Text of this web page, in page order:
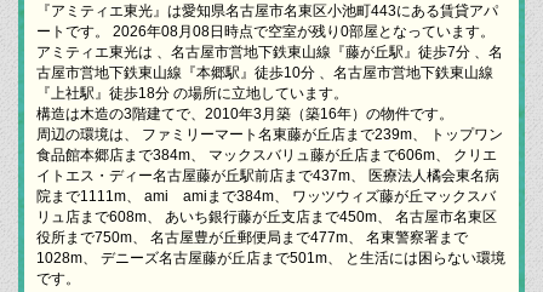
『アミティエ東光』は愛知県名古屋市名東区小池町443にある賃貸アパ
ートです。 2026年08月08日時点で空室が残り0部屋となっています。
アミティエ東光は 、名古屋市営地下鉄東山線『藤が丘駅』徒歩7分 、名
古屋市営地下鉄東山線『本郷駅』徒歩10分 、名古屋市営地下鉄東山線
『上社駅』徒歩18分 の場所に立地しています。
構造は木造の3階建てで、2010年3月築（築16年）の物件です。
周辺の環境は、 ファミリーマート名東藤が丘店まで239m、 トップワン
食品館本郷店まで384m、 マックスバリュ藤が丘店まで606m、 クリエ
イトエス・ディー名古屋藤が丘駅前店まで437m、 医療法人橘会東名病
院まで1111m、 ami amiまで384m、 ワッツウィズ藤が丘マックスバ
リュ店まで608m、 あいち銀行藤が丘支店まで450m、 名古屋市名東区
役所まで750m、 名古屋豊が丘郵便局まで477m、 名東警察署まで
1028m、 デニーズ名古屋藤が丘店まで501m、 と生活には困らない環境
です。